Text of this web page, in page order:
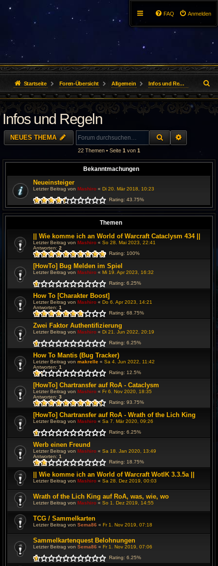
Anmelden
FAQ
Startseite Foren-Übersicht Allgemein Infos und Regeln
u
c
Infos und Regeln
NEUES THEMA SUCHE
22 Themen • Seite 1 von 1
Bekanntmachungen
Neueinsteiger
Letzter Beitrag von Mashiro « Di 20. Mär 2018, 10:23
Rating: 43.75%
Themen
|| Wie komme ich an World of Warcraft Cataclysm 434 ||
Letzter Beitrag von Mashiro « So 28. Mai 2023, 22:41
Antworten: 2
Rating: 100%
[HowTo] Bug Melden im Spiel
Letzter Beitrag von Mashiro « Mi 19. Apr 2023, 16:32
Rating: 6.25%
How To [Charakter Boost]
Letzter Beitrag von Mashiro « Do 6. Apr 2023, 14:21
Antworten: 1
Rating: 68.75%
Zwei Faktor Authentifizierung
Letzter Beitrag von Mashiro « Di 21. Jun 2022, 20:19
Rating: 6.25%
How To Mantis (Bug Tracker)
Letzter Beitrag von makrelle « Sa 4. Jun 2022, 11:42
Antworten: 1
Rating: 12.5%
[HowTo] Chartransfer auf RoA - Cataclysm
Letzter Beitrag von Mashiro « Fr 6. Nov 2020, 18:35
Antworten: 3
Rating: 93.75%
[HowTo] Chartransfer auf RoA - Wrath of the Lich King
Letzter Beitrag von Mashiro « Sa 7. Mär 2020, 09:26
Rating: 6.25%
Werb einen Freund
Letzter Beitrag von Mashiro « Sa 18. Jan 2020, 13:49
Antworten: 1
Rating: 18.75%
|| Wie komme ich an World of Warcraft WotlK 3.3.5a ||
Letzter Beitrag von Mashiro « Sa 28. Dez 2019, 00:03
Wrath of the Lich King auf RoA, was, wie, wo
Letzter Beitrag von Mashiro « So 1. Dez 2019, 14:55
TCG / Sammelkarten
Letzter Beitrag von Sema86 « Fr 1. Nov 2019, 07:18
Sammelkartenquest Belohnungen
Letzter Beitrag von Sema86 « Fr 1. Nov 2019, 07:06
Rating: 6.25%